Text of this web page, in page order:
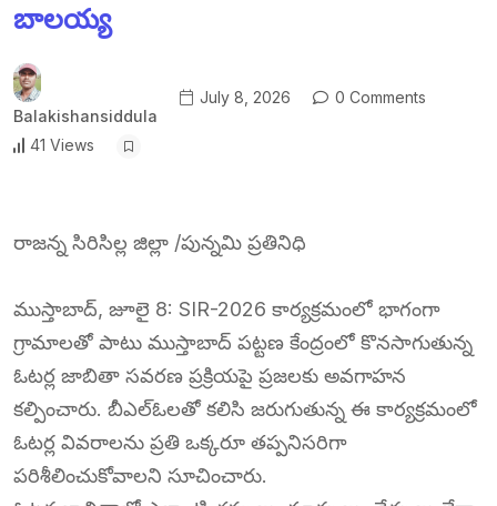
బాలయ్య
Balakishansiddula
July 8, 2026 0 Comments
41 Views
రాజన్న సిరిసిల్ల జిల్లా /పున్నమి ప్రతినిధి
ముస్తాబాద్, జూలై 8: SIR-2026 కార్యక్రమంలో భాగంగా
గ్రామాలతో పాటు ముస్తాబాద్ పట్టణ కేంద్రంలో కొనసాగుతున్న
ఓటర్ల జాబితా సవరణ ప్రక్రియపై ప్రజలకు అవగాహన
కల్పించారు. బీఎల్‌ఓలతో కలిసి జరుగుతున్న ఈ కార్యక్రమంలో
ఓటర్ల వివరాలను ప్రతి ఒక్కరూ తప్పనిసరిగా
పరిశీలించుకోవాలని సూచించారు.